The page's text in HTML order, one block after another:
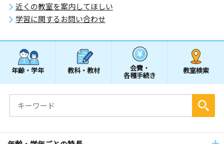
近くの教室を案内してほしい
学習に関するお問い合わせ
年齢・学年 教科・教材 会費・
各種手続き
教室検索